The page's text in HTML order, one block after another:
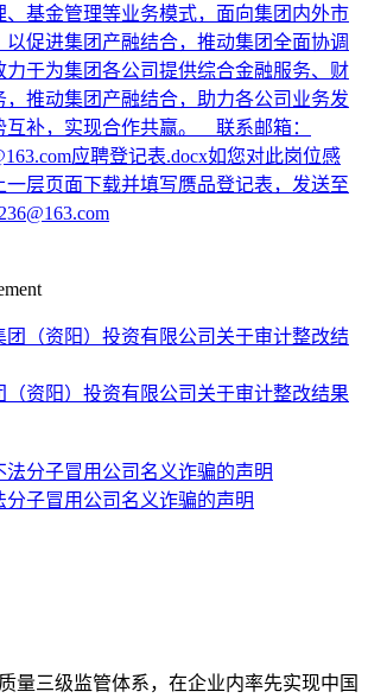
、基金管理等业务模式，面向集团内外市
以促进集团产融结合，推动集团全面协调
力于为集团各公司提供综合金融服务、财
，推动集团产融结合，助力各公司业务发
互补，实现合作共赢。 联系邮箱：
应聘登记表.docx如您对此岗位感
一层页面下载并填写赝品登记表，发送至
（资阳）投资有限公司关于审计整改结果
分子冒用公司名义诈骗的声明
量三级监管体系，在企业内率先实现中国